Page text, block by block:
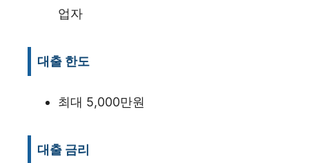
업자
대출 한도
최대 5,000만원
대출 금리